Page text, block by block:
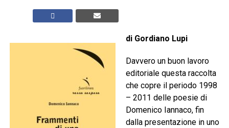
di Gordiano Lupi
Davvero un buon lavoro
editoriale questa raccolta
che copre il periodo 1998
– 2011 delle poesie di
Domenico Iannaco, fin
dalla presentazione in uno